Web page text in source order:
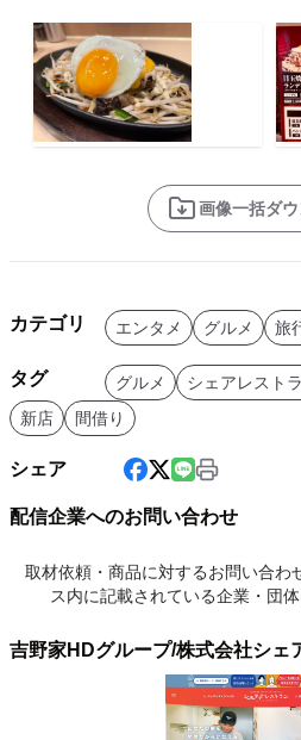
画像一括ダ
カテゴリ エンタメ グルメ 旅
タグ グルメ シェアレスト
新店
間借り
シェア
配信企業へのお問い合わせ
取材依頼・商品に対するお問い合わ
ス内に記載されている企業・団
吉野家HDグループ/株式会社シェ